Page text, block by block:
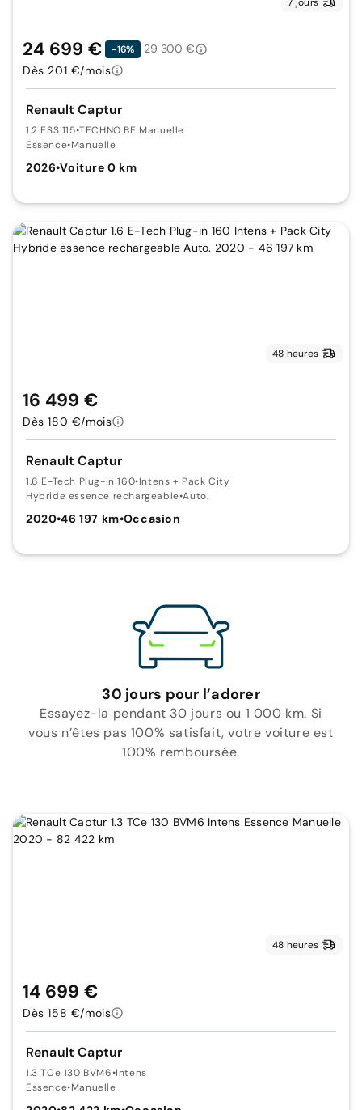
Renault Captur
1.2 ESS 115•TECHNO BE Manuelle
Essence•Manuelle
2026•Voiture 0 km
24 699 € -16%
29 300 €
Dès 201 €/mois
48 heures
Renault Captur
1.6 E-Tech Plug-in 160•Intens + Pack City
Hybride essence rechargeable•Auto.
2020•46 197 km•Occasion
16 499 €
Dès 180 €/mois
30 jours pour l’adorer
Essayez-la pendant 30 jours ou 1 000 km. Si
vous n’êtes pas 100% satisfait, votre voiture est
100% remboursée.
48 heures
Renault Captur
1.3 TCe 130 BVM6•Intens
Essence•Manuelle
14 699 €
Dès 158 €/mois